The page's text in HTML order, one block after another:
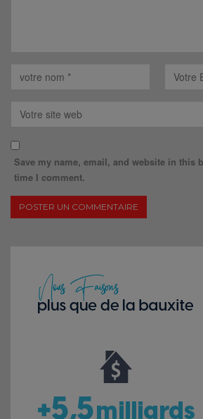
Save my name, email, and website in this
time I comment.